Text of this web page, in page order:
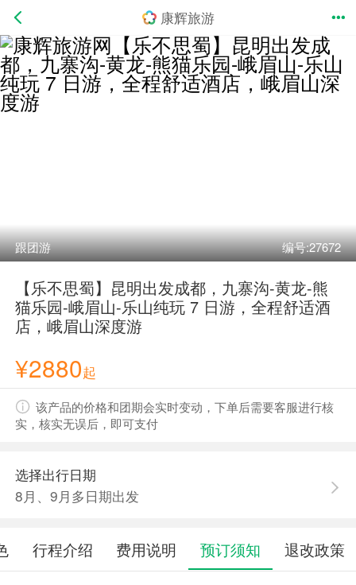
康辉旅游
跟团游 编号:27672
【乐不思蜀】昆明出发成都，九寨沟-黄龙-熊
猫乐园-峨眉山-乐山纯玩 7 日游，全程舒适酒
店，峨眉山深度游
¥2880起
该产品的价格和团期会实时变动，下单后需要客服进行核
实，核实无误后，即可支付
选择出行日期
8月、9月多日期出发
行程介绍 费用说明 预订须知 退改政策